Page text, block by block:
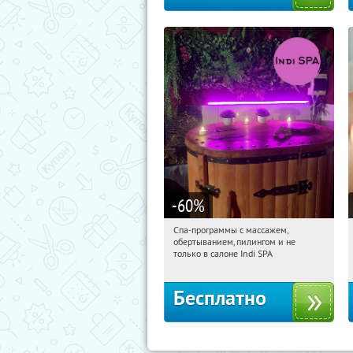
-60%
06:36:35 Получили:
Потапово
Спа-программы с массажем,
обертыванием, пилингом и не
только в салоне Indi SPA
Бесплатно